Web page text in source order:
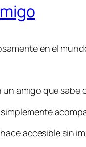
en el
amigo que sabe
accesible sin